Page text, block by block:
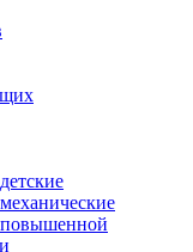
повышенной